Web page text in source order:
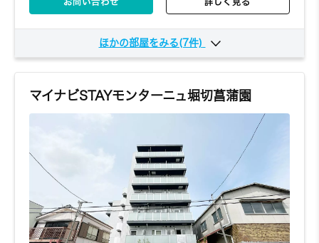
ほかの部屋をみる(7件)
お問い合わせ 詳しく見る
マイナビSTAYモンターニュ堀切菖蒲園